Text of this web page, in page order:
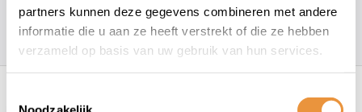
partners kunnen deze gegevens combineren met andere
informatie die u aan ze heeft verstrekt of die ze hebben
verzameld op basis van uw gebruik van hun services.
157 klanten geven een 4.7/5 op
Recent bekeken